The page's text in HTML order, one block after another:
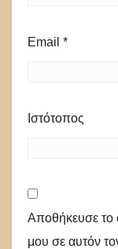
Email *
Ιστότοπος
Αποθήκευσε το
μου σε αυτόν